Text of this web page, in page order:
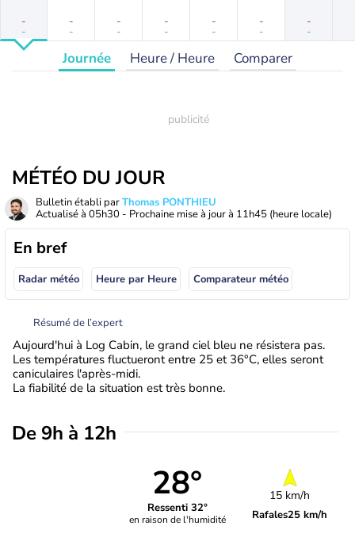
-
-
-
-
-
-
-
-
-
-
-
-
-
-
Journée Heure / Heure Comparer
MÉTÉO DU JOUR
Bulletin établi parThomas PONTHIEU
Actualisé à 05h30 - Prochaine mise à jour à 11h45 (heure locale)
En bref
Radar météo Heure par Heure Comparateur météo
Résumé de l’expert
Aujourd'hui à Log Cabin, le grand ciel bleu ne résistera pas.
Les températures fluctueront entre 25 et 36°C, elles seront
caniculaires l'après-midi.
La fiabilité de la situation est très bonne.
De 9h à 12h
28°
Ressenti 32°
en raison de l'humidité
15 km/h
Rafales25 km/h